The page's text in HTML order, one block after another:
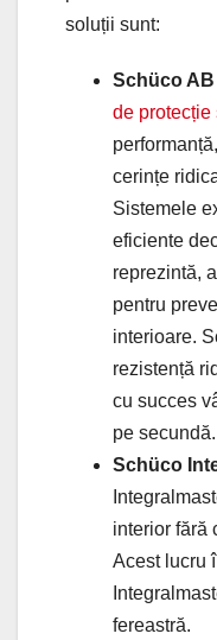
soluții sunt:
Schüco AB
de protecție
cerințe
Sistemele
eficiente
reprezintă,
pentru
interioare.
rezistență
cu succes
pe secundă.
Schüco
interior fără
Acest lucru
fereastră.